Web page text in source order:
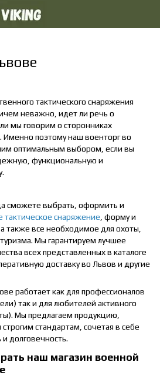
тактического снаряжения
неважно, идет ли речь о
мы говорим о сторонниках
Именно поэтому наш военторг во
оптимальным выбором, если вы
функциональную и
сможете выбрать, оформить и
тактическое снаряжение , форму и
также все необходимое для охоты,
Мы гарантируем лучшее
всех представленных в каталоге
доставку во Львов и другие
работает как для профессионалов
так и для любителей активного
Мы предлагаем продукцию,
стандартам, сочетая в себе
долговечность.
наш магазин военной